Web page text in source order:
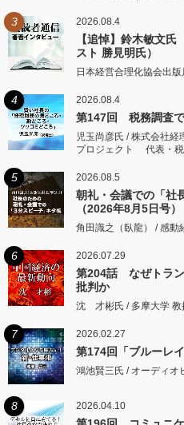
3 2026.08.4
【追悼】鈴木敏文
スト 勝見明氏）
日本経営合理化協会出版
4 2026.08.4
第147回 税務調査で
児玉尚彦氏 / 株式会社
プロジェクト 代表・
5 2026.08.5
朝礼・会議での「社
（2026年8月5日号）
角田識之（臥龍） / 感動
6 2026.07.29
第204話 なぜトラン
批判か
沈 才彬氏 / 多摩大学 教
7 2026.02.27
第174回「ブルーレ
鴻池賢三氏 / オーディ
8 2026.04.10